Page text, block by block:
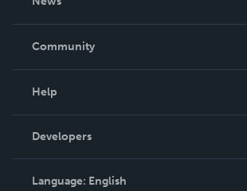
In The News
Community
Podcast
Help
Order Lookup
Knowledge Base
Contact Support
Developers
Language: English